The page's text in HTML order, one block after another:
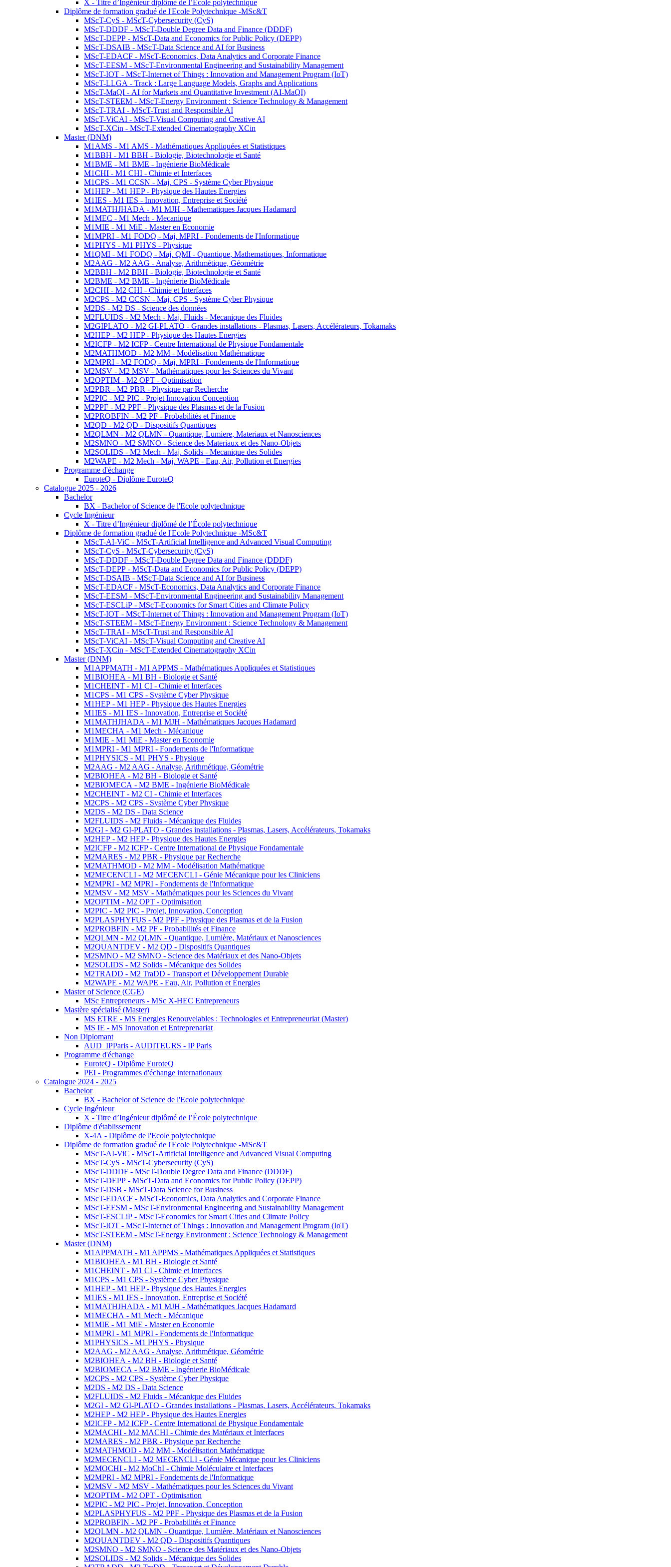
X - Titre d’Ingénieur diplômé de l’École polytechnique
Diplôme de formation gradué de l'Ecole Polytechnique -MSc&T
MScT-CyS - MScT-Cybersecurity (CyS)
MScT-DDDF - MScT-Double Degree Data and Finance (DDDF)
MScT-DEPP - MScT-Data and Economics for Public Policy (DEPP)
MScT-DSAIB - MScT-Data Science and AI for Business
MScT-EDACF - MScT-Economics, Data Analytics and Corporate Finance
MScT-EESM - MScT-Environmental Engineering and Sustainability Management
MScT-IOT - MScT-Internet of Things : Innovation and Management Program (IoT)
MScT-LLGA - Track : Large Language Models, Graphs and Applications
MScT-MaQI - AI for Markets and Quantitative Investment (AI-MaQI)
MScT-STEEM - MScT-Energy Environment : Science Technology & Management
MScT-TRAI - MScT-Trust and Responsible AI
MScT-ViCAI - MScT-Visual Computing and Creative AI
MScT-XCin - MScT-Extended Cinematography XCin
Master (DNM)
M1AMS - M1 AMS - Mathématiques Appliquées et Statistiques
M1BBH - M1 BBH - Biologie, Biotechnologie et Santé
M1BME - M1 BME - Ingénierie BioMédicale
M1CHI - M1 CHI - Chimie et Interfaces
M1CPS - M1 CCSN - Maj. CPS - Système Cyber Physique
M1HEP - M1 HEP - Physique des Hautes Energies
M1IES - M1 IES - Innovation, Entreprise et Société
M1MATHJHADA - M1 MJH - Mathematiques Jacques Hadamard
M1MEC - M1 Mech - Mecanique
M1MIE - M1 MiE - Master en Economie
M1MPRI - M1 FODQ - Maj. MPRI - Fondements de l'Informatique
M1PHYS - M1 PHYS - Physique
M1QMI - M1 FODQ - Maj. QMI - Quantique, Mathematiques, Informatique
M2AAG - M2 AAG - Analyse, Arithmétique, Géométrie
M2BBH - M2 BBH - Biologie, Biotechnologie et Santé
M2BME - M2 BME - Ingénierie BioMédicale
M2CHI - M2 CHI - Chimie et Interfaces
M2CPS - M2 CCSN - Maj. CPS - Système Cyber Physique
M2DS - M2 DS - Science des données
M2FLUIDS - M2 Mech - Maj. Fluids - Mecanique des Fluides
M2GIPLATO - M2 GI-PLATO - Grandes installations - Plasmas, Lasers, Accélérateurs, Tokamaks
M2HEP - M2 HEP - Physique des Hautes Energies
M2ICFP - M2 ICFP - Centre International de Physique Fondamentale
M2MATHMOD - M2 MM - Modélisation Mathématique
M2MPRI - M2 FODQ - Maj. MPRI - Fondements de l'Informatique
M2MSV - M2 MSV - Mathématiques pour les Sciences du Vivant
M2OPTIM - M2 OPT - Optimisation
M2PBR - M2 PBR - Physique par Recherche
M2PIC - M2 PIC - Projet Innovation Conception
M2PPF - M2 PPF - Physique des Plasmas et de la Fusion
M2PROBFIN - M2 PF - Probabilités et Finance
M2QD - M2 QD - Dispositifs Quantiques
M2QLMN - M2 QLMN - Quantique, Lumiere, Materiaux et Nanosciences
M2SMNO - M2 SMNO - Science des Materiaux et des Nano-Objets
M2SOLIDS - M2 Mech - Maj. Solids - Mecanique des Solides
M2WAPE - M2 Mech - Maj. WAPE - Eau, Air, Pollution et Energies
Programme d'échange
EuroteQ - Diplôme EuroteQ
Catalogue 2025 - 2026
Bachelor
BX - Bachelor of Science de l'Ecole polytechnique
Cycle Ingénieur
X - Titre d’Ingénieur diplômé de l’École polytechnique
Diplôme de formation gradué de l'Ecole Polytechnique -MSc&T
MScT-AI-ViC - MScT-Artificial Intelligence and Advanced Visual Computing
MScT-CyS - MScT-Cybersecurity (CyS)
MScT-DDDF - MScT-Double Degree Data and Finance (DDDF)
MScT-DEPP - MScT-Data and Economics for Public Policy (DEPP)
MScT-DSAIB - MScT-Data Science and AI for Business
MScT-EDACF - MScT-Economics, Data Analytics and Corporate Finance
MScT-EESM - MScT-Environmental Engineering and Sustainability Management
MScT-ESCLiP - MScT-Economics for Smart Cities and Climate Policy
MScT-IOT - MScT-Internet of Things : Innovation and Management Program (IoT)
MScT-STEEM - MScT-Energy Environment : Science Technology & Management
MScT-TRAI - MScT-Trust and Responsible AI
MScT-ViCAI - MScT-Visual Computing and Creative AI
MScT-XCin - MScT-Extended Cinematography XCin
Master (DNM)
M1APPMATH - M1 APPMS - Mathématiques Appliquées et Statistiques
M1BIOHEA - M1 BH - Biologie et Santé
M1CHEINT - M1 CI - Chimie et Interfaces
M1CPS - M1 CPS - Système Cyber Physique
M1HEP - M1 HEP - Physique des Hautes Energies
M1IES - M1 IES - Innovation, Entreprise et Société
M1MATHJHADA - M1 MJH - Mathématiques Jacques Hadamard
M1MECHA - M1 Mech - Mécanique
M1MIE - M1 MiE - Master en Economie
M1MPRI - M1 MPRI - Fondements de l'Informatique
M1PHYSICS - M1 PHYS - Physique
M2AAG - M2 AAG - Analyse, Arithmétique, Géométrie
M2BIOHEA - M2 BH - Biologie et Santé
M2BIOMECA - M2 BME - Ingénierie BioMédicale
M2CHEINT - M2 CI - Chimie et Interfaces
M2CPS - M2 CPS - Système Cyber Physique
M2DS - M2 DS - Data Science
M2FLUIDS - M2 Fluids - Mécanique des Fluides
M2GI - M2 GI-PLATO - Grandes installations - Plasmas, Lasers, Accélérateurs, Tokamaks
M2HEP - M2 HEP - Physique des Hautes Energies
M2ICFP - M2 ICFP - Centre International de Physique Fondamentale
M2MARES - M2 PBR - Physique par Recherche
M2MATHMOD - M2 MM - Modélisation Mathématique
M2MECENCLI - M2 MECENCLI - Génie Mécanique pour les Cliniciens
M2MPRI - M2 MPRI - Fondements de l'Informatique
M2MSV - M2 MSV - Mathématiques pour les Sciences du Vivant
M2OPTIM - M2 OPT - Optimisation
M2PIC - M2 PIC - Projet, Innovation, Conception
M2PLASPHYFUS - M2 PPF - Physique des Plasmas et de la Fusion
M2PROBFIN - M2 PF - Probabilités et Finance
M2QLMN - M2 QLMN - Quantique, Lumière, Matériaux et Nanosciences
M2QUANTDEV - M2 QD - Dispositifs Quantiques
M2SMNO - M2 SMNO - Science des Matériaux et des Nano-Objets
M2SOLIDS - M2 Solids - Mécanique des Solides
M2TRADD - M2 TraDD - Transport et Développement Durable
M2WAPE - M2 WAPE - Eau, Air, Pollution et Énergies
Master of Science (CGE)
MSc Entrepreneurs - MSc X-HEC Entrepreneurs
Mastère spécialisé (Master)
MS ETRE - MS Energies Renouvelables : Technologies et Entrepreneuriat (Master)
MS IE - MS Innovation et Entreprenariat
Non Diplomant
AUD_IPParis - AUDITEURS - IP Paris
Programme d'échange
EuroteQ - Diplôme EuroteQ
PEI - Programmes d'échange internationaux
Catalogue 2024 - 2025
Bachelor
BX - Bachelor of Science de l'Ecole polytechnique
Cycle Ingénieur
X - Titre d’Ingénieur diplômé de l’École polytechnique
Diplôme d'établissement
X-4A - Diplôme de l'Ecole polytechnique
Diplôme de formation gradué de l'Ecole Polytechnique -MSc&T
MScT-AI-ViC - MScT-Artificial Intelligence and Advanced Visual Computing
MScT-CyS - MScT-Cybersecurity (CyS)
MScT-DDDF - MScT-Double Degree Data and Finance (DDDF)
MScT-DEPP - MScT-Data and Economics for Public Policy (DEPP)
MScT-DSB - MScT-Data Science for Business
MScT-EDACF - MScT-Economics, Data Analytics and Corporate Finance
MScT-EESM - MScT-Environmental Engineering and Sustainability Management
MScT-ESCLiP - MScT-Economics for Smart Cities and Climate Policy
MScT-IOT - MScT-Internet of Things : Innovation and Management Program (IoT)
MScT-STEEM - MScT-Energy Environment : Science Technology & Management
Master (DNM)
M1APPMATH - M1 APPMS - Mathématiques Appliquées et Statistiques
M1BIOHEA - M1 BH - Biologie et Santé
M1CHEINT - M1 CI - Chimie et Interfaces
M1CPS - M1 CPS - Système Cyber Physique
M1HEP - M1 HEP - Physique des Hautes Energies
M1IES - M1 IES - Innovation, Entreprise et Société
M1MATHJHADA - M1 MJH - Mathématiques Jacques Hadamard
M1MECHA - M1 Mech - Mécanique
M1MIE - M1 MiE - Master en Economie
M1MPRI - M1 MPRI - Fondements de l'Informatique
M1PHYSICS - M1 PHYS - Physique
M2AAG - M2 AAG - Analyse, Arithmétique, Géométrie
M2BIOHEA - M2 BH - Biologie et Santé
M2BIOMECA - M2 BME - Ingénierie BioMédicale
M2CPS - M2 CPS - Système Cyber Physique
M2DS - M2 DS - Data Science
M2FLUIDS - M2 Fluids - Mécanique des Fluides
M2GI - M2 GI-PLATO - Grandes installations - Plasmas, Lasers, Accélérateurs, Tokamaks
M2HEP - M2 HEP - Physique des Hautes Energies
M2ICFP - M2 ICFP - Centre International de Physique Fondamentale
M2MACHI - M2 MACHI - Chimie des Matériaux et Interfaces
M2MARES - M2 PBR - Physique par Recherche
M2MATHMOD - M2 MM - Modélisation Mathématique
M2MECENCLI - M2 MECENCLI - Génie Mécanique pour les Cliniciens
M2MOCHI - M2 MoChI - Chimie Moléculaire et Interfaces
M2MPRI - M2 MPRI - Fondements de l'Informatique
M2MSV - M2 MSV - Mathématiques pour les Sciences du Vivant
M2OPTIM - M2 OPT - Optimisation
M2PIC - M2 PIC - Projet, Innovation, Conception
M2PLASPHYFUS - M2 PPF - Physique des Plasmas et de la Fusion
M2PROBFIN - M2 PF - Probabilités et Finance
M2QLMN - M2 QLMN - Quantique, Lumière, Matériaux et Nanosciences
M2QUANTDEV - M2 QD - Dispositifs Quantiques
M2SMNO - M2 SMNO - Science des Matériaux et des Nano-Objets
M2SOLIDS - M2 Solids - Mécanique des Solides